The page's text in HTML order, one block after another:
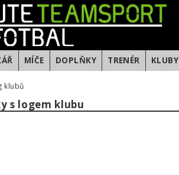
MÍČE DOPLŇKY TRENÉR KLUBY
klubů
s logem klubu